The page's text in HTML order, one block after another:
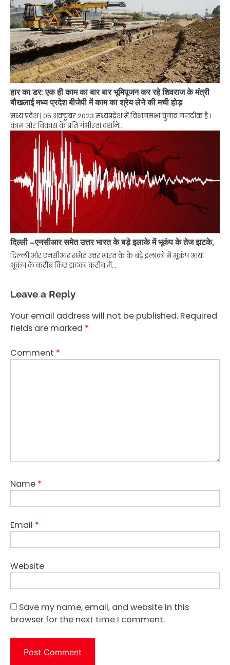
हार का डर: एक ही काम का बार बार भूमिपूजन कर रहे शिवराज के मंत्री
बौखलाई मध्य प्रदेश बीजेपी में काम का श्रेय लेने की मची होड़
मध्य प्रदेश | 05 अक्टूबर 2023 मध्यप्रदेश में विधानसभा चुनाव नज़दीक है ।
काम और विकास के प्रति गंभीरता दर्शाने…
दिल्ली –एनसीआर समेत उत्तर भारत के बड़े इलाके में भूकंप के तेज झटके,
दिल्ली और एनसीआर समेत उत्तर भारत के के बड़े इलाकों में भूकंप आया
भूकंप के करीब किए झटका करीब में…
Leave a Reply
Your email address will not be published. Required
fields are marked *
Comment *
Name *
Email *
Website
Save my name, email, and website in this
browser for the next time I comment.